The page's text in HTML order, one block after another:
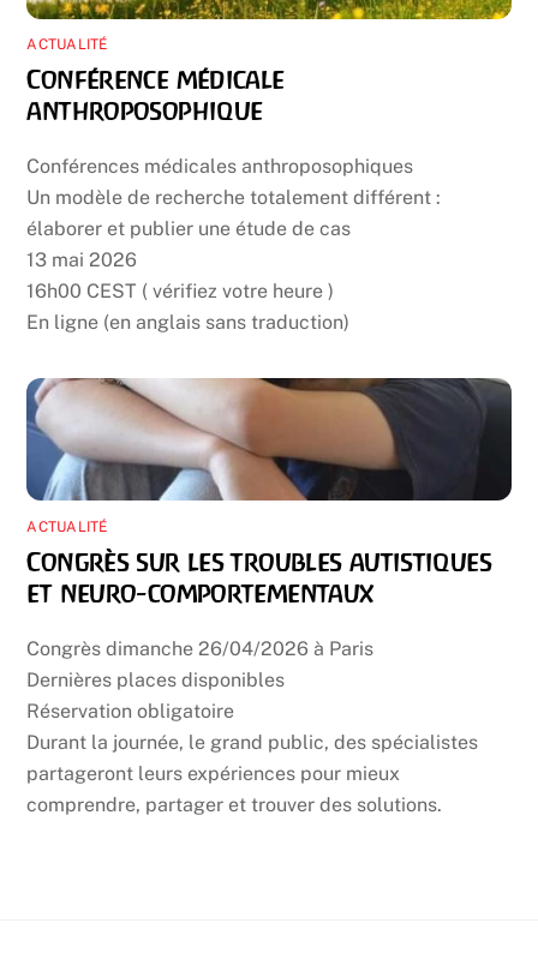
ACTUALITÉ
Conférence médicale
anthroposophique
Conférences médicales anthroposophiques
Un modèle de recherche totalement différent :
élaborer et publier une étude de cas
13 mai 2026
16h00 CEST ( vérifiez votre heure )
En ligne (en anglais sans traduction)
ACTUALITÉ
Congrès sur les troubles autistiques
et neuro-comportementaux
Congrès dimanche 26/04/2026 à Paris
Dernières places disponibles
Réservation obligatoire
Durant la journée, le grand public, des spécialistes
partageront leurs expériences pour mieux
comprendre, partager et trouver des solutions.